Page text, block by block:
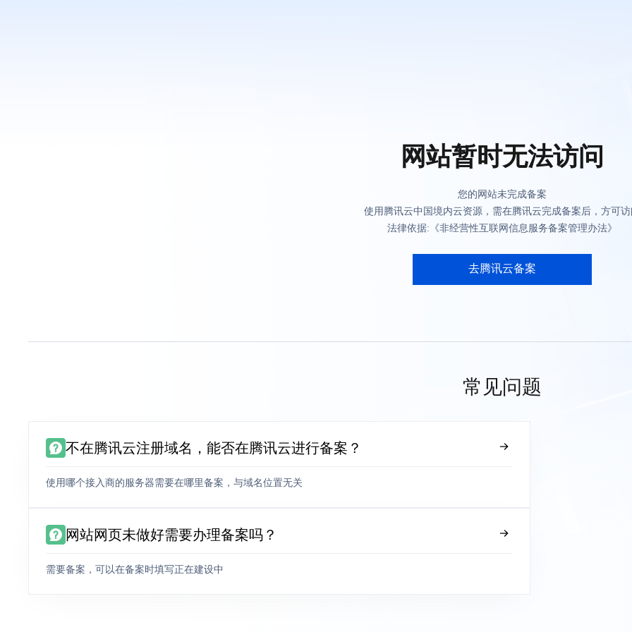
网站暂时无法访问
您的网站未完成备案
使用腾讯云中国境内云资源，需在腾讯云完成备案后，方可
法律依据:《非经营性互联网信息服务备案管理办法》
去腾讯云备案
常见问题
不在腾讯云注册域名，能否在腾讯云进行备案？
使用哪个接入商的服务器需要在哪里备案，与域名位置无关
网站网页未做好需要办理备案吗？
需要备案，可以在备案时填写正在建设中